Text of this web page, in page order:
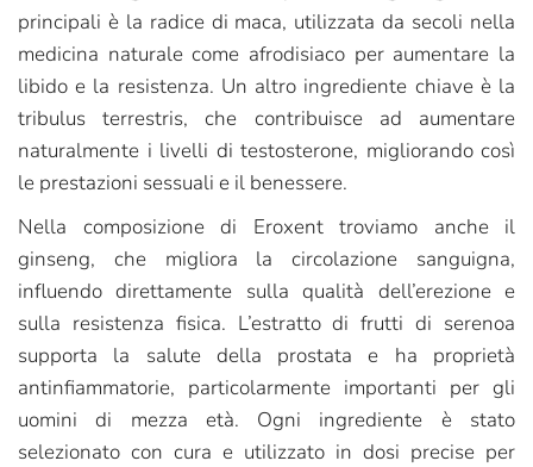
principali è la radice di maca, utilizzata da secoli nella
medicina naturale come afrodisiaco per aumentare la
libido e la resistenza. Un altro ingrediente chiave è la
tribulus terrestris, che contribuisce ad aumentare
naturalmente i livelli di testosterone, migliorando così
le prestazioni sessuali e il benessere.
Nella composizione di Eroxent troviamo anche il
ginseng, che migliora la circolazione sanguigna,
influendo direttamente sulla qualità dell’erezione e
sulla resistenza fisica. L’estratto di frutti di serenoa
supporta la salute della prostata e ha proprietà
antinfiammatorie, particolarmente importanti per gli
uomini di mezza età. Ogni ingrediente è stato
selezionato con cura e utilizzato in dosi precise per